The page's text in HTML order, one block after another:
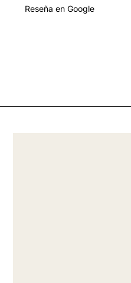
Reseña en Google